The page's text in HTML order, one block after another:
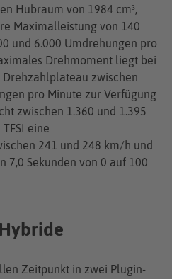
Hubraum von 1984 cm³,
Maximalleistung von 140
und 6.000 Umdrehungen pro
Drehmoment liegt bei
zwischen
pro Minute zur Verfügung
zwischen 1.360 und 1.395
eine
241 und 248 km/h und
7,0 Sekunden von 0 auf 100
Zeitpunkt in zwei Plugin-